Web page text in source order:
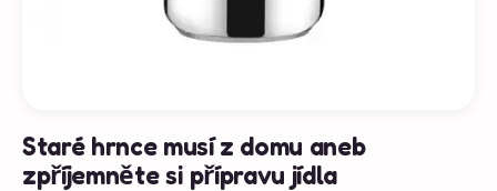
Staré hrnce musí z domu aneb
zpříjemněte si přípravu jídla